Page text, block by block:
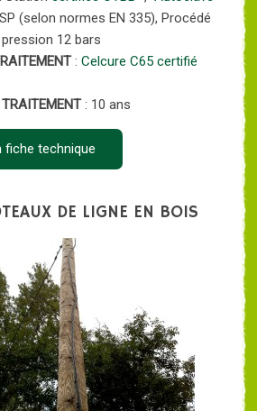
(selon normes EN 335), Procédé
12 bars
: Celcure C65 certifié
: 10 ans
fiche technique
DE LIGNE EN BOIS